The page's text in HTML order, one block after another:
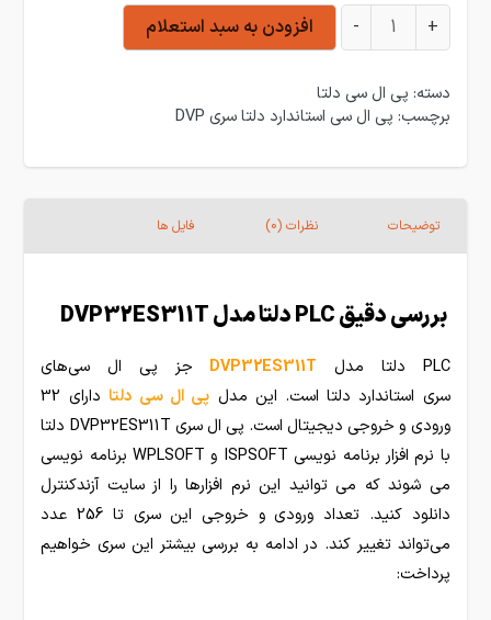
پی ال سی دلتا مدل DVP32ES311T عدد
+
- افزودن به سبد استعلام
دسته: پی ال سی دلتا
برچسب: پی ال سی استاندارد دلتا سری DVP
توضیحات نظرات (0) فایل ها
بررسی دقیق PLC دلتا مدل DVP32ES311T
PLC دلتا مدل DVP32ES311T جز پی ال سی‌های
سری استاندارد دلتا است. این مدل پی ال سی دلتا
دارای 32
ورودی و خروجی دیجیتال است. پی ال سری DVP32ES311T دلتا
با نرم افزار برنامه نویسی ISPSOFT و WPLSOFT برنامه نویسی
می شوند که می توانید این نرم افزارها را از سایت آزندکنترل
دانلود کنید. تعداد ورودی و خروجی این سری تا 256 عدد
می‌تواند تغییر کند. در ادامه به بررسی بیشتر این سری خواهیم
پرداخت: